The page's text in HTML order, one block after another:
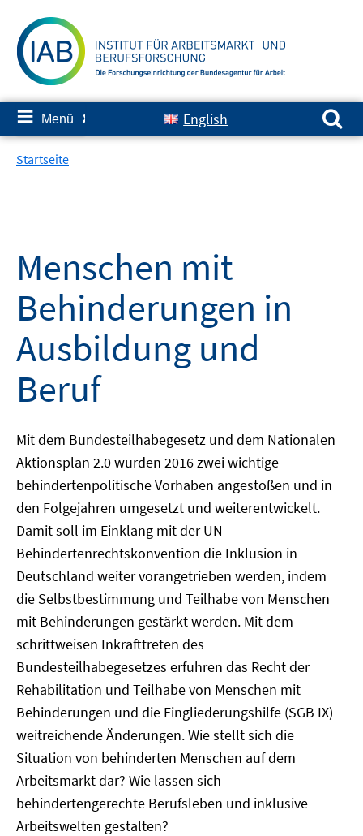
zum
Inhalt
≡ Menü ✘ English
Suchen nach:
Startseite
Menschen mit
Behinderungen in
Ausbildung und
Beruf
Mit dem Bundesteilhabegesetz und dem Nationalen
Aktionsplan 2.0 wurden 2016 zwei wichtige
behindertenpolitische Vorhaben angestoßen und in
den Folgejahren umgesetzt und weiterentwickelt.
Damit soll im Einklang mit der UN-
Behindertenrechtskonvention die Inklusion in
Deutschland weiter vorangetrieben werden, indem
die Selbstbestimmung und Teilhabe von Menschen
mit Behinderungen gestärkt werden. Mit dem
schrittweisen Inkrafttreten des
Bundesteilhabegesetzes erfuhren das Recht der
Rehabilitation und Teilhabe von Menschen mit
Behinderungen und die Eingliederungshilfe (SGB IX)
weitreichende Änderungen. Wie stellt sich die
Situation von behinderten Menschen auf dem
Arbeitsmarkt dar? Wie lassen sich
behindertengerechte Berufsleben und inklusive
Arbeitswelten gestalten?